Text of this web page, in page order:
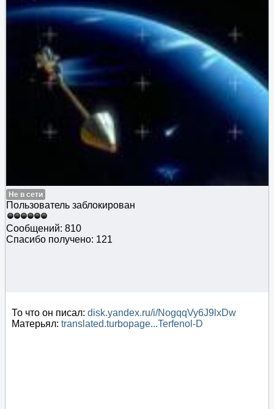
Не в сети
Пользователь заблокирован
Сообщений: 810
Спасибо получено: 121
То что он писал: disk.yandex.ru/i/NogqqVy6J9lxDw
Матерьял: translated.turbopage...Terfenol-D